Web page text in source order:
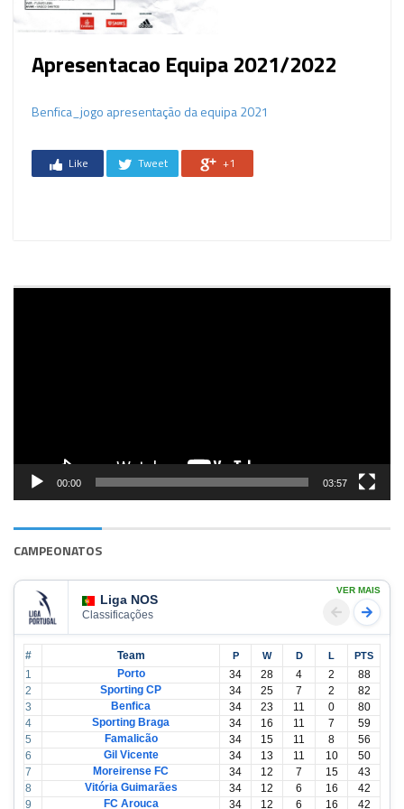
Apresentacao Equipa 2021/2022
Benfica_jogo apresentação da equipa 2021
Like Tweet +1
00:00 03:57
CAMPEONATOS
Liga NOS
Classificações
VER MAIS
# Team P W D L PTS
1 Porto 34 28 4 2
88
2
Sporting CP 34 25 7 2
82
3
Benfica 34 23 11 0
80
4
Sporting Braga 34 16 11 7
59
5
Famalicão 34 15 11 8
56
6
Gil Vicente 34 13 11 10
50
7
Moreirense FC 34 12 7 15
43
8
Vitória Guimarães 34 12 6 16
42
9
FC Arouca 34 12 6 16
42